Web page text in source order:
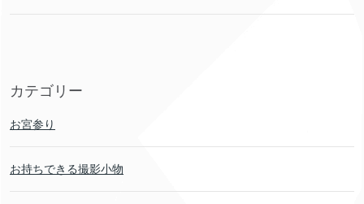
カテゴリー
お宮参り
お持ちできる撮影小物